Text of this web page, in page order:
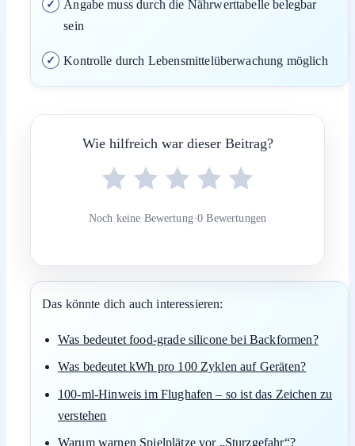
Angabe muss durch die Nährwerttabelle belegbar
sein
Kontrolle durch Lebensmittelüberwachung möglich
Wie hilfreich war dieser Beitrag?
Noch keine Bewertung·0 Bewertungen
Das könnte dich auch interessieren:
Was bedeutet food-grade silicone bei Backformen?
Was bedeutet kWh pro 100 Zyklen auf Geräten?
100-ml-Hinweis im Flughafen – so ist das Zeichen zu
verstehen
Warum warnen Spielplätze vor „Sturzgefahr“?